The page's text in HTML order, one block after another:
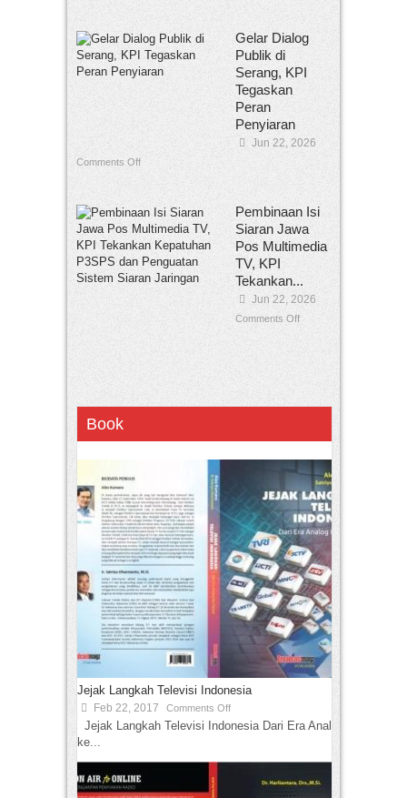
Gelar Dialog
Publik di
Serang, KPI
Tegaskan
Peran
Penyiaran
Jun 22, 2026
Comments Off
Pembinaan Isi
Siaran Jawa
Pos Multimedia
TV, KPI
Tekankan...
Jun 22, 2026
Comments Off
Book
Jejak Langkah Televisi Indonesia
Feb 22, 2017 Comments Off
Jejak Langkah Televisi Indonesia Dari Era Analog
ke...